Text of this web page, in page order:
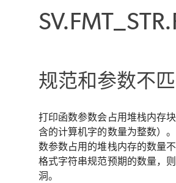
规范和参数不
打印函数参数会占用堆栈内存
含的计算机字的数量为整数）
数参数占用的堆栈内存的数量
格式字符串规范预期的数量，
洞。